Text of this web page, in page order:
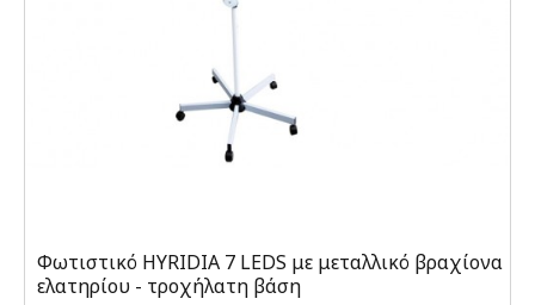
Φωτιστικό HYRIDIA 7 LEDS με μεταλλικό βραχίονα
ελατηρίου - τροχήλατη βάση